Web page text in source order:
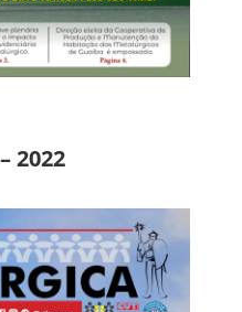
2022